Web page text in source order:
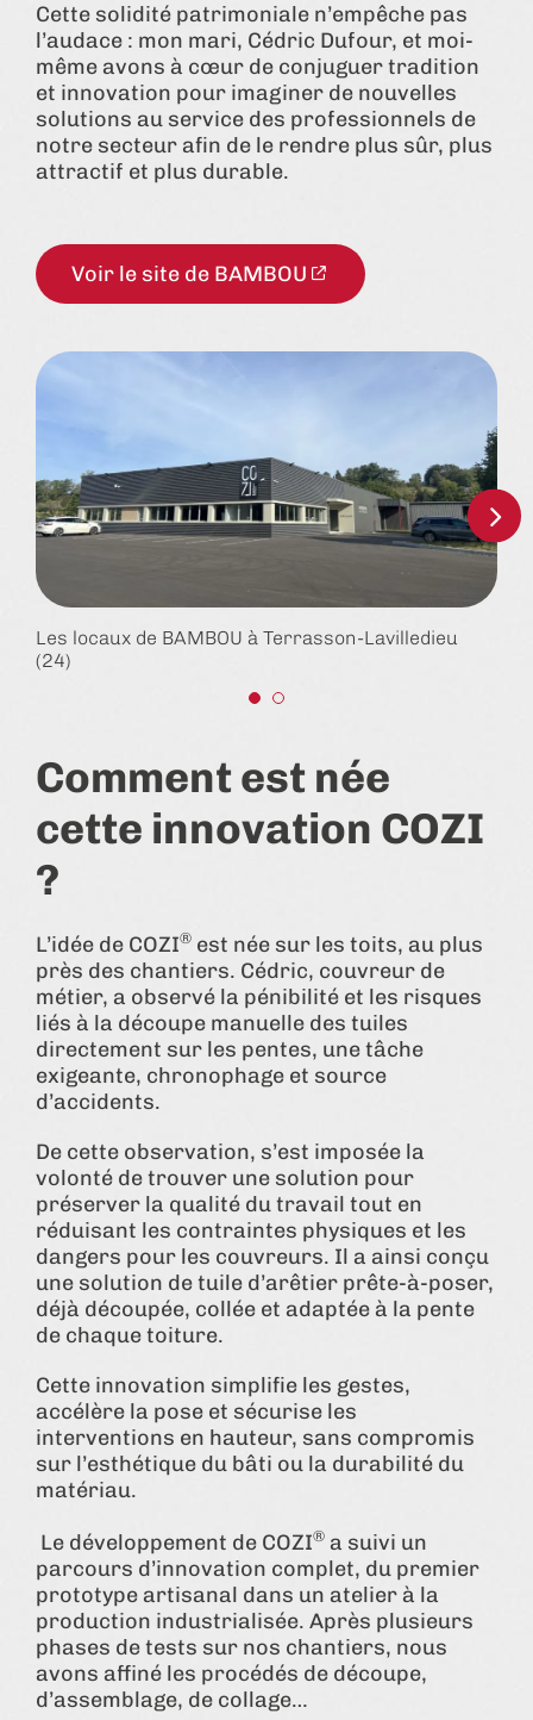
Cette solidité patrimoniale n’empêche pas
l’audace : mon mari, Cédric Dufour, et moi-
même avons à cœur de conjuguer tradition
et innovation pour imaginer de nouvelles
solutions au service des professionnels de
notre secteur afin de le rendre plus sûr, plus
attractif et plus durable.
Voir le site de BAMBOU
Les locaux de BAMBOU à Terrasson-Lavilledieu
(24)
Comment est née
cette innovation COZI
?
L’idée de COZI® est née sur les toits, au plus
près des chantiers. Cédric, couvreur de
métier, a observé la pénibilité et les risques
liés à la découpe manuelle des tuiles
directement sur les pentes, une tâche
exigeante, chronophage et source
d’accidents.
De cette observation, s’est imposée la
volonté de trouver une solution pour
préserver la qualité du travail tout en
réduisant les contraintes physiques et les
dangers pour les couvreurs. Il a ainsi conçu
une solution de tuile d’arêtier prête-à-poser,
déjà découpée, collée et adaptée à la pente
de chaque toiture.
Cette innovation simplifie les gestes,
accélère la pose et sécurise les
interventions en hauteur, sans compromis
sur l’esthétique du bâti ou la durabilité du
matériau.
Le développement de COZI® a suivi un
parcours d’innovation complet, du premier
prototype artisanal dans un atelier à la
production industrialisée. Après plusieurs
phases de tests sur nos chantiers, nous
avons affiné les procédés de découpe,
d’assemblage, de collage…